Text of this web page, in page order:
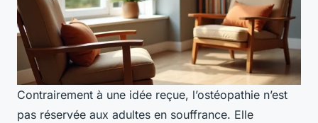
Contrairement à une idée reçue, l’ostéopathie n’est
pas réservée aux adultes en souffrance. Elle